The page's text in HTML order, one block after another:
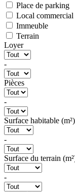
Place de parking
Local commercial
Immeuble
Terrain
Loyer
-
Pièces
-
Surface habitable (m²)
-
Surface du terrain
-